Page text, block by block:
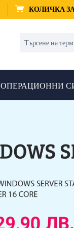
КОЛИЧКА
ОПЕРАЦИОННИ